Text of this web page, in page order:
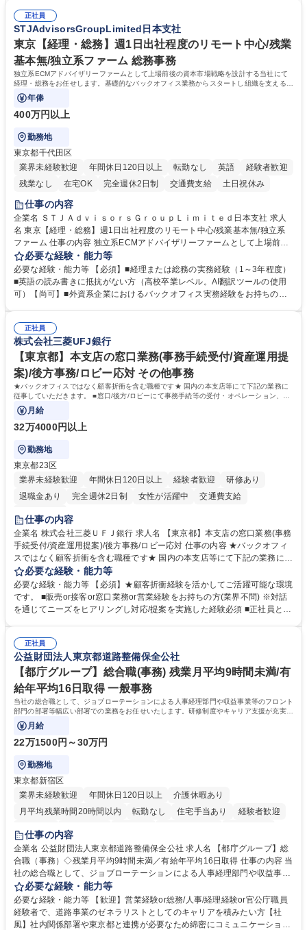
幅広く経験を積みたい意欲がある方に最適な環境です。 募集職種 【総
務・人事】未経験歓迎/日立グループ/組織運営を支えるゼネラリストを目
指す
のご経験 ■労務管理（給与計算・社会保険手続き・勤怠管理など）の経験
■衛生管理者の資格をお持ちの方 学歴・資格 学歴：大学院 大学 高専 短大
専修学校 高校 語学力： 資格：
正社員
STJAdvisorsGroupLimited日本支社
東京【経理・総務】週1日出社程度のリモート中心/残業
基本無/独立系ファーム 総務事務
独立系ECMアドバイザリーファームとして上場前後の資本市場戦略を設計する当社にて
経理・総務をお任せします。基礎的なバックオフィス業務からスタートし組織を支える専
任担当として広く活躍できる環境です。
年俸
400万円以上
勤務地
東京都千代田区
業界未経験歓迎
年間休日120日以上 転勤なし 英語
経験者歓迎
残業なし
在宅OK 完全週休2日制 交通費支給 土日祝休み
仕事の内容
企業名 ＳＴＪＡｄｖｉｓｏｒｓＧｒｏｕｐＬｉｍｉｔｅｄ日本支社 求人
名 東京【経理・総務】週1日出社程度のリモート中心/残業基本無/独立系
ファーム 仕事の内容 独立系ECMアドバイザリーファームとして上場前後
の資本市場戦略を設計する当社にて経理・総務をお任せします。基礎的な
バックオフィス業務からスタートし組織を支える専任担当として広く活躍
できる環境です。 ■日常経理、月次および年次決算サポート業務 ■本国
（グローバル）との英文メール対応（AI翻訳ツール等を使用しての対応で
業務をお任せします。残業も基本的には発生せず、ご自身のペースで業務
を進めやすく定着率の高い環境です。 募集職種 東京【経理・総務】週1日
出社程度のリモート中心/残業基本無/独立系ファーム
必要な経験・能力等
必要な経験・能力等 【必須】■経理または総務の実務経験（1～3年程度）
■英語の読み書きに抵抗がない方（高校卒業レベル。AI翻訳ツールの使用
可）【尚可】■外資系企業におけるバックオフィス実務経験をお持ちの方
【働き方について】現在は週4日程度の在宅勤務を実施しており、ワーク
ライフバランスを重視する方に最適な環境です（フルリモートも面接で相
談可）。【求める人物像】幅広いバックオフィス業務に柔軟に対応でき、
社内外と円滑にコミュニケーションを取りながら業務を推進できる方 学
歴・資格 学歴：大学院 大学 高専 短大 専修学校 高校 語学力： 資格：
正社員
株式会社三菱UFJ銀行
【東京都】本支店の窓口業務(事務手続受付/資産運用提
案)/後方事務/ロビー応対 その他事務
★バックオフィスではなく顧客折衝を含む職種です★ 国内の本支店等にて下記の業務に
従事していただきます。 ■窓口/後方/ロビーにて事務手続等の受付・オペレーション、お
客様対応
月給
32万4000円以上
勤務地
東京都23区
業界未経験歓迎
年間休日120日以上 経験者歓迎
研修あり
退職金あり
完全週休2日制 女性が活躍中
交通費支給
土日祝休み
仕事の内容
企業名 株式会社三菱ＵＦＪ銀行 求人名 【東京都】本支店の窓口業務(事務
手続受付/資産運用提案)/後方事務/ロビー応対 仕事の内容 ★バックオフィ
スではなく顧客折衝を含む職種です★ 国内の本支店等にて下記の業務に従
事していただきます。 ■窓口/後方/ロビーにて事務手続等の受付・オペレ
ーション、お客様対応 ■窓口にて、ご来店された個人のお客様に対して金
融商品のご提案 ■効率的な事務運用の検討・構築等 ≪業務紹介：ご応募前
に必ずご覧ください≫ ※記事 https://www.mysite.bk.mufg.jp/career/circle/
必要な経験・能力等
必要な経験・能力等 【必須】★顧客折衝経験を活かしてご活躍可能な環境
です。 ■販売or接客or窓口業務or営業経験をお持ちの方(業界不問) ※対話
を通じてニーズをヒアリングし対応/提案を実施した経験必須 ■正社員とし
るので安心して入行いただけます。 幅広いキャリアの選択肢があり、公募
や社内副業等を活用し、 一人ひとりが挑戦できるカルチャーが浸透してい
ます。 学歴・資格 学歴：大学院 大学 高専 短大 専修学校 高校 語学力：
資格：
正社員
公益財団法人東京都道路整備保全公社
【都庁グループ】総合職(事務) 残業月平均9時間未満/有
給年平均16日取得 一般事務
当社の総合職として、ジョブローテーションによる人事経理部門や収益事業等のフロント
部門の部署等幅広い部署での業務をお任せいたします。研修制度やキャリア支援が充実し
ております！ ※下記業務詳細
月給
22万1500円～30万円
勤務地
東京都新宿区
業界未経験歓迎
年間休日120日以上
介護休暇あり
月平均残業時間20時間以内
転勤なし 住宅手当あり
経験者歓迎
研修あり
退職金あり
駅近5分以内
資格取得手当あり 食事補助あり
仕事の内容
企業名 公益財団法人東京都道路整備保全公社 求人名 【都庁グループ】総
合職（事務）◇残業月平均9時間未満／有給年平均16日取得 仕事の内容 当
社の総合職として、ジョブローテーションによる人事経理部門や収益事業
等のフロント部門の部署等幅広い部署での業務をお任せいたします。研修
制度やキャリア支援が充実しております！ ※下記業務詳細 【業務詳細】■
管理部門：広報、人事、経理など当公社の運営に係る管理業務 ■収益部
門：駐車場の新規開拓、管理運営、新宿駅西口広場の「イベントコーナ
必要な経験・能力等
必要な経験・能力等 【歓迎】営業経験or総務/人事/経理経験or官公庁職員
経験者で、道路事業のゼネラリストとしてのキャリアを積みたい方【社
風】社内関係部署や東京都と連携が必要なため綿密にコミュニケーション